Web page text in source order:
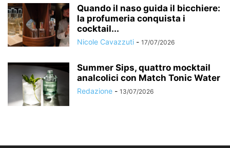
Quando il naso guida il bicchiere:
la profumeria conquista i
cocktail...
Nicole Cavazzuti - 17/07/2026
Summer Sips, quattro mocktail
analcolici con Match Tonic Water
Redazione - 13/07/2026